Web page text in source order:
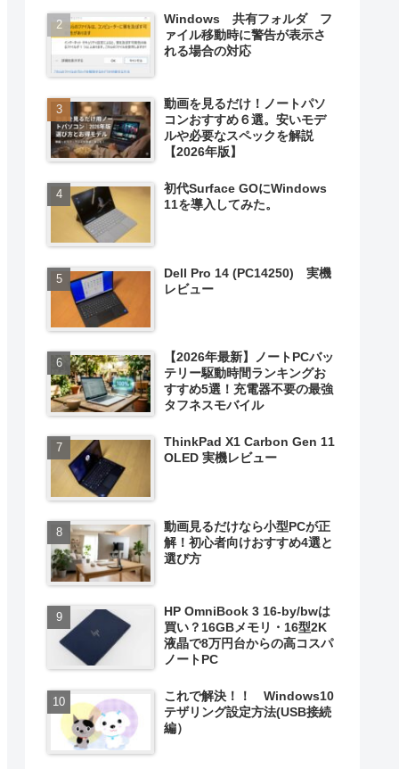
Windows 共有フォルダ フ
ァイル移動時に警告が表示さ
れる場合の対応
動画を見るだけ！ノートパソ
コンおすすめ６選。安いモデ
ルや必要なスペックを解説
【2026年版】
初代Surface GOにWindows
11を導入してみた。
Dell Pro 14 (PC14250) 実機
レビュー
【2026年最新】ノートPCバッ
テリー駆動時間ランキングお
すすめ5選！充電器不要の最強
タフネスモバイル
ThinkPad X1 Carbon Gen 11
OLED 実機レビュー
動画見るだけなら小型PCが正
解！初心者向けおすすめ4選と
選び方
HP OmniBook 3 16-by/bwは
買い？16GBメモリ・16型2K
液晶で8万円台からの高コスパ
ノートPC
これで解決！！ Windows10
テザリング設定方法(USB接続
編）